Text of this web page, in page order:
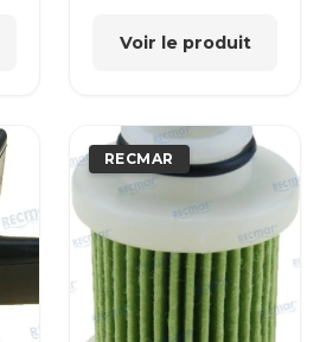
Voir le produit
RECMAR